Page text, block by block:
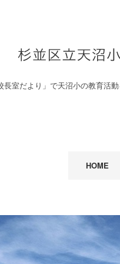
長室だより」で天沼小の教育活
HOME